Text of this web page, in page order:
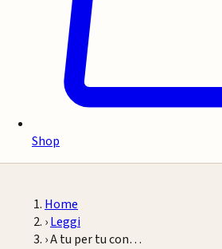
Shop
Home
›Leggi
›A tu per tu con…